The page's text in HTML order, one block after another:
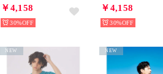
￥4,158
30%
￥4,158
30%
NEW NEW